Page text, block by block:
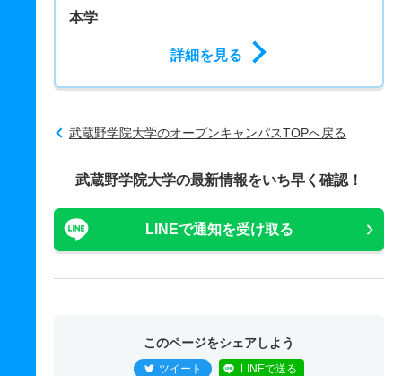
本学
詳細を見る
武蔵野学院大学のオープンキャンパスTOPへ戻る
武蔵野学院大学の最新情報をいち早く確認！
LINEで通知を受け取る
このページをシェアしよう
ツイート LINEで送る